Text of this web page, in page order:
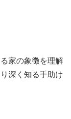
家の象徴を理解
深く知る手助け